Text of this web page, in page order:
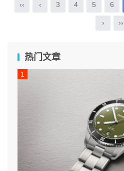
‹‹ ‹ 3 4 5 6
› ››
热门文章